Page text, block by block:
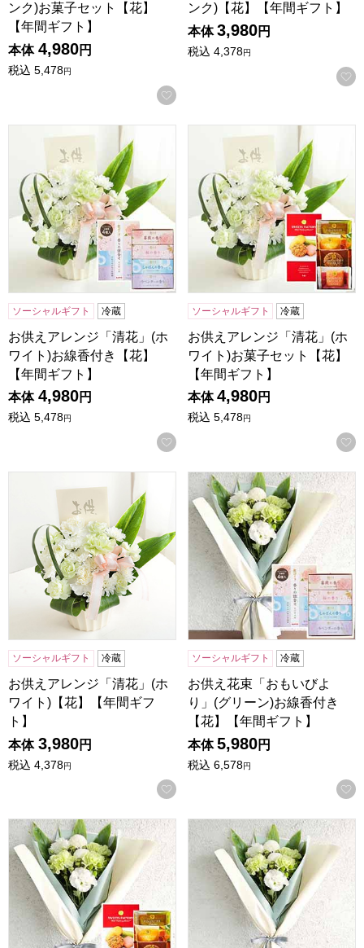
ンク)お菓子セット【花】
【年間ギフト】
本体 4,980円
税込 5,478円
お気に入りに登録する
ンク)【花】【年間ギフト】
本体 3,980円
税込 4,378円
お供えアレンジ「清花」(ホワイト)お線香付き【花】【年間
ソーシャルギフト 冷蔵
お供えアレンジ「清花」(ホ
ワイト)お線香付き【花】
【年間ギフト】
本体 4,980円
税込 5,478円
お気に入りに登録する
お供えアレンジ「清花」(ホ
ソーシャルギフト 冷蔵
お供えアレンジ「清花」(ホ
ワイト)お菓子セット【花】
【年間ギフト】
本体 4,980円
税込 5,478円
お供えアレンジ「清花」(ホワイト)【花】【年間ギフト】
ソーシャルギフト 冷蔵
お供えアレンジ「清花」(ホ
ワイト)【花】【年間ギフ
ト】
本体 3,980円
税込 4,378円
お気に入りに登録する
お供え花束「おもいびより
ソーシャルギフト 冷蔵
お供え花束「おもいびよ
り」(グリーン)お線香付き
【花】【年間ギフト】
本体 5,980円
税込 6,578円
お供え花束「おもいびより」(グリーン)お菓子セット【花】
お供え花束「おもいびより」